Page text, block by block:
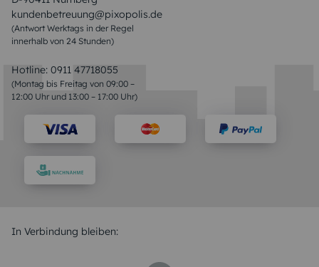
kundenbetreuung@pixopolis.de
(Antwort Werktags in der Regel
innerhalb von 24 Stunden)
Hotline: 0911 47718055
(Montag bis Freitag von 09:00 –
12:00 Uhr und 13:00 – 17:00 Uhr)
In Verbindung bleiben: